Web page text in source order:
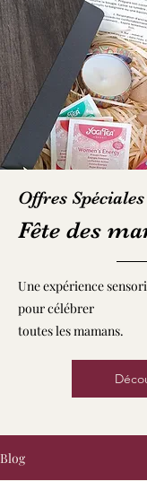
ton rendez-
Une
Offres Spéciales
Fête des
Une expérience
pour célébrer
toutes les mamans.
Blog